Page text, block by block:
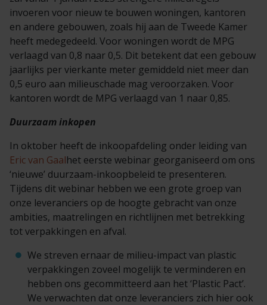
invoeren voor nieuw te bouwen woningen, kantoren
en andere gebouwen, zoals hij aan de Tweede Kamer
heeft medegedeeld. Voor woningen wordt de MPG
verlaagd van 0,8 naar 0,5. Dit betekent dat een gebouw
jaarlijks per vierkante meter gemiddeld niet meer dan
0,5 euro aan milieuschade mag veroorzaken. Voor
kantoren wordt de MPG verlaagd van 1 naar 0,85.
Duurzaam inkopen
In oktober heeft de inkoopafdeling onder leiding van
Eric van Gaalhet eerste webinar georganiseerd om ons
‘nieuwe’ duurzaam-inkoopbeleid te presenteren.
Tijdens dit webinar hebben we een grote groep van
onze leveranciers op de hoogte gebracht van onze
ambities, maatrelingen en richtlijnen met betrekking
tot verpakkingen en afval.
We streven ernaar de milieu-impact van plastic
verpakkingen zoveel mogelijk te verminderen en
hebben ons gecommitteerd aan het ‘Plastic Pact’.
We verwachten dat onze leveranciers zich hier ook